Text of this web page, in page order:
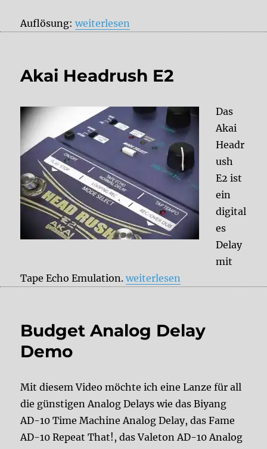
Auflösung:„Blind Digital Delay Vergleich: Line 6
weiterlesen
Akai Headrush E2
Das
Akai
Headr
ush
E2 ist
ein
digital
es
Delay
mit
Tape Echo Emulation.„Akai Headrush E2“
weiterlesen
Budget Analog Delay
Demo
Mit diesem Video möchte ich eine Lanze für all
die günstigen Analog Delays wie das Biyang
AD-10 Time Machine Analog Delay, das Fame
AD-10 Repeat That!, das Valeton AD-10 Analog